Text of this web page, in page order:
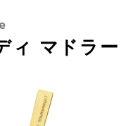
ィ マドラー